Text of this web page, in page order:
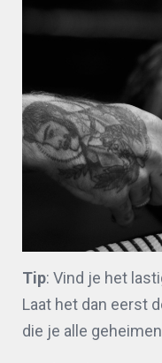
Tip: Vind je het
Laat het dan eerst
die je alle